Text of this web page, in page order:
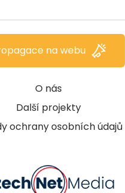
O nás
Další projekty
ochrany osobních údajů
na webu